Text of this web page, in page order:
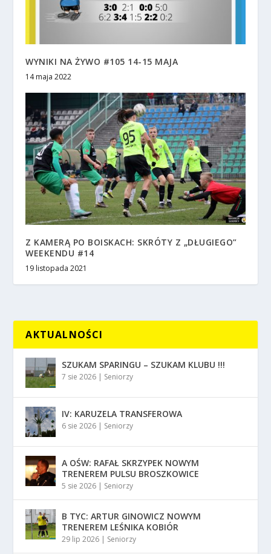
WYNIKI NA ŻYWO #105 14-15 MAJA
14 maja 2022
Z KAMERĄ PO BOISKACH: SKRÓTY Z „DŁUGIEGO”
WEEKENDU #14
19 listopada 2021
AKTUALNOŚCI
SZUKAM SPARINGU – SZUKAM KLUBU !!!
7 sie 2026 | Seniorzy
IV: KARUZELA TRANSFEROWA
6 sie 2026 | Seniorzy
A OŚW: RAFAŁ SKRZYPEK NOWYM
TRENEREM PULSU BROSZKOWICE
5 sie 2026 | Seniorzy
B TYC: ARTUR GINOWICZ NOWYM
TRENEREM LEŚNIKA KOBIÓR
29 lip 2026 | Seniorzy